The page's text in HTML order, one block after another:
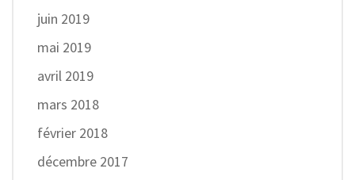
juin 2019
mai 2019
avril 2019
mars 2018
février 2018
décembre 2017